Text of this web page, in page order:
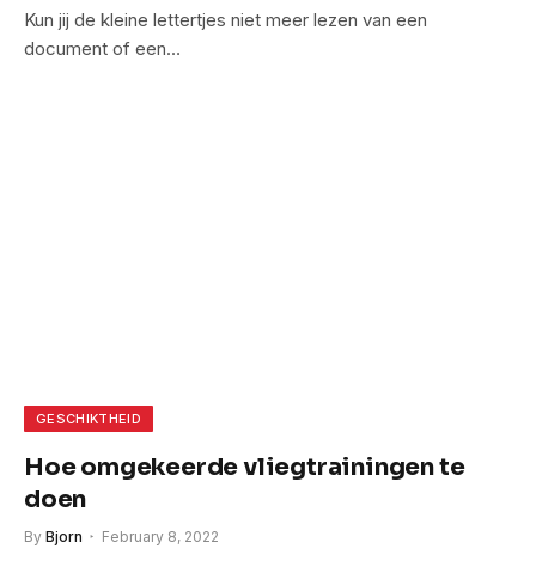
Kun jij de kleine lettertjes niet meer lezen van een
document of een…
GESCHIKTHEID
Hoe omgekeerde vliegtrainingen te
doen
By Bjorn February 8, 2022